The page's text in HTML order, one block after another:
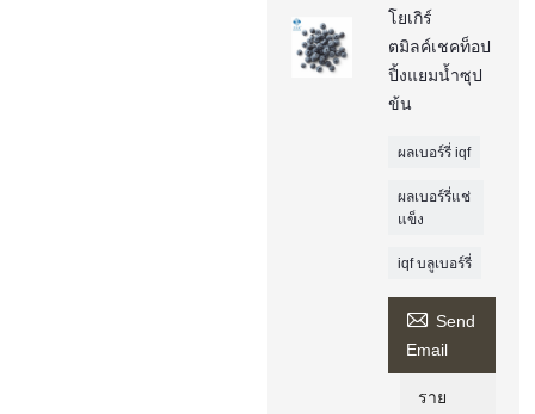
โยเกิร์
ตมิลค์เชคท็อป
ปิ้งแยมน้ำซุป
ข้น
ผลเบอร์รี่ iqf
ผลเบอร์รี่แช่
แข็ง
iqf บลูเบอร์รี่
 Send
Email
ราย